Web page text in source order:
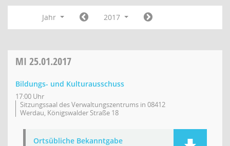
Jahr 2017
MI 25.01.2017
Bildungs- und Kulturausschuss
17:00 Uhr
Sitzungssaal des Verwaltungszentrums in 08412
Werdau, Königswalder Straße 18
Ortsübliche Bekanntgabe